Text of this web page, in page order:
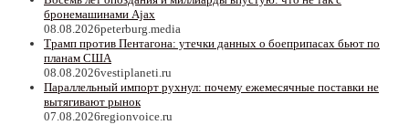
бронемашинами Ajax
08.08.2026peterburg.media
Трамп против Пентагона: утечки данных о боеприпасах бьют по
планам США
08.08.2026vestiplaneti.ru
Параллельный импорт рухнул: почему ежемесячные поставки не
вытягивают рынок
07.08.2026regionvoice.ru